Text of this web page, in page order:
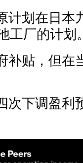
计划在日本
工厂的计划
补贴，但在
次下调盈利